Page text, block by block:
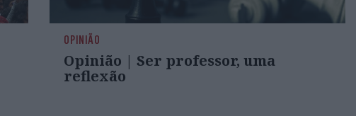
OPINIÃO
Opinião | Ser professor, uma
reflexão